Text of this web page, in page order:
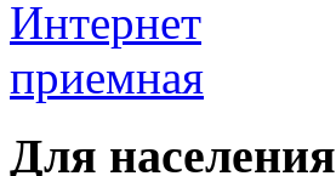
Для населения